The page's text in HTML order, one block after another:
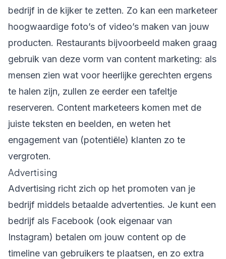
bedrijf in de kijker te zetten. Zo kan een marketeer
hoogwaardige foto’s of video’s maken van jouw
producten. Restaurants bijvoorbeeld maken graag
gebruik van deze vorm van content marketing: als
mensen zien wat voor heerlijke gerechten ergens
te halen zijn, zullen ze eerder een tafeltje
reserveren. Content marketeers komen met de
juiste teksten en beelden, en weten het
engagement van (potentiële) klanten zo te
vergroten.
Advertising
Advertising richt zich op het promoten van je
bedrijf middels betaalde advertenties. Je kunt een
bedrijf als Facebook (ook eigenaar van
Instagram) betalen om jouw content op de
timeline van gebruikers te plaatsen, en zo extra